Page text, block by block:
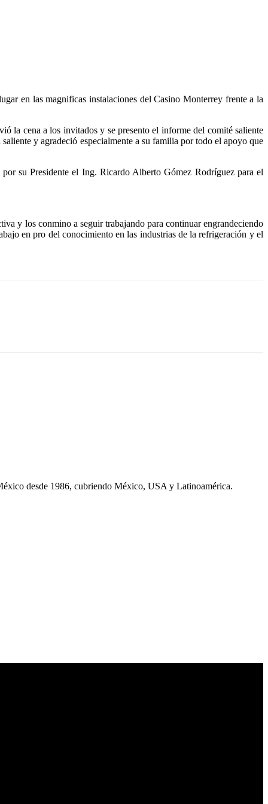
en las magnificas instalaciones del Casino Monterrey frente a la
la cena a los invitados y se presento el informe del comité saliente
y agradeció especialmente a su familia por todo el apoyo que
su Presidente el Ing. Ricardo Alberto Gómez Rodríguez para el
y los conmino a seguir trabajando para continuar engrandeciendo
en pro del conocimiento en las industrias de la refrigeración y el
desde 1986, cubriendo México, USA y Latinoamérica.